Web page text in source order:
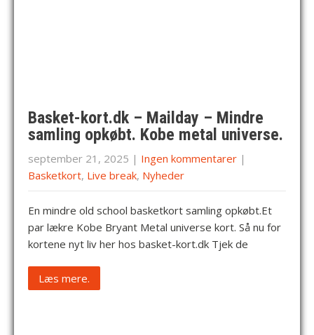
Basket-kort.dk – Mailday – Mindre
samling opkøbt. Kobe metal universe.
september 21, 2025 | Ingen kommentarer |
Basketkort, Live break, Nyheder
En mindre old school basketkort samling opkøbt.Et
par lækre Kobe Bryant Metal universe kort. Så nu for
kortene nyt liv her hos basket-kort.dk Tjek de
Læs mere.